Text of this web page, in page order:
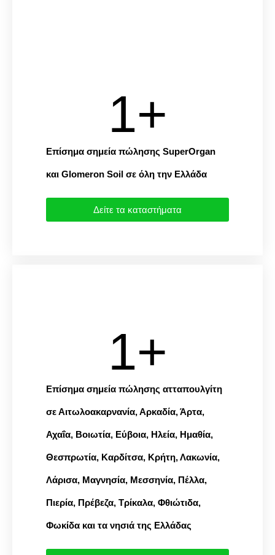
Επίσημα σημεία πώλησης SuperOrgan
και Glomeron Soil σε όλη την Eλλάδα
1+
Δείτε τα καταστήματα
Επίσημα σημεία πώλησης ατταπουλγίτη
σε Αιτωλοακαρνανία, Αρκαδία, Άρτα,
Αχαΐα, Βοιωτία, Εύβοια, Ηλεία, Ημαθία,
Θεσπρωτία, Καρδίτσα, Κρήτη, Λακωνία,
Λάρισα, Μαγνησία, Μεσσηνία, Πέλλα,
Πιερία, Πρέβεζα, Τρίκαλα, Φθιώτιδα,
Φωκίδα και τα νησιά της Ελλάδας
1+